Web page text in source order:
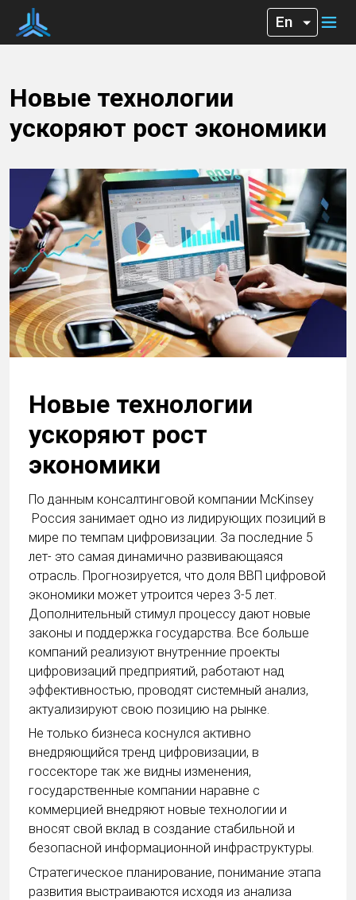
Новые технологии
ускоряют рост экономики
Новые технологии
ускоряют рост
экономики
По данным консалтинговой компании McKinsey
Россия занимает одно из лидирующих позиций в
мире по темпам цифровизации. За последние 5
лет- это самая динамично развивающаяся
отрасль. Прогнозируется, что доля ВВП цифровой
экономики может утроится через 3-5 лет.
Дополнительный стимул процессу дают новые
законы и поддержка государства. Все больше
компаний реализуют внутренние проекты
цифровизаций предприятий, работают над
эффективностью, проводят системный анализ,
актуализируют свою позицию на рынке.
Не только бизнеса коснулся активно
внедряющийся тренд цифровизации, в
госсекторе так же видны изменения,
государственные компании наравне с
коммерцией внедряют новые технологии и
вносят свой вклад в создание стабильной и
безопасной информационной инфраструктуры.
Стратегическое планирование, понимание этапа
развития выстраиваются исходя из анализа